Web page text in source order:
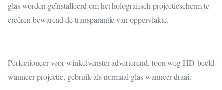
glas worden geïnstalleerd om het holografisch projectiescherm te
creëren bewarend de transparantie van oppervlakte.
Perfectioneer voor winkelvenster adverterend, toon weg HD-beeld
wanneer projectie, gebruik als normaal glas wanneer draai.